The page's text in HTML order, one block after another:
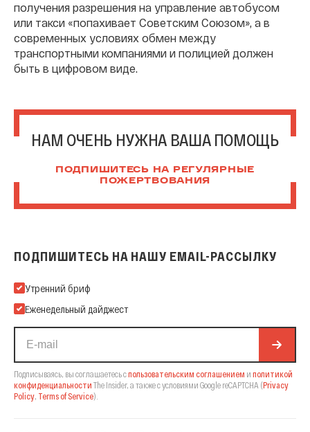
получения разрешения на управление автобусом
или такси «попахивает Советским Союзом», а в
современных условиях обмен между
транспортными компаниями и полицией должен
быть в цифровом виде.
НАМ ОЧЕНЬ НУЖНА ВАША ПОМОЩЬ
ПОДПИШИТЕСЬ НА РЕГУЛЯРНЫЕ
ПОЖЕРТВОВАНИЯ
ПОДПИШИТЕСЬ НА НАШУ EMAIL-РАССЫЛКУ
Подпишитесь на нашу Email-рассылку
Утренний бриф
Еженедельный дайджест
Подписываясь, вы соглашаетесь спользовательским соглашением и политикой
конфиденциальности The Insider, а также с условиями Google reCAPTCHA (Privacy
Policy, Terms of Service).